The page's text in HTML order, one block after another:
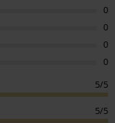
0
0
0
0
5/5
5/5